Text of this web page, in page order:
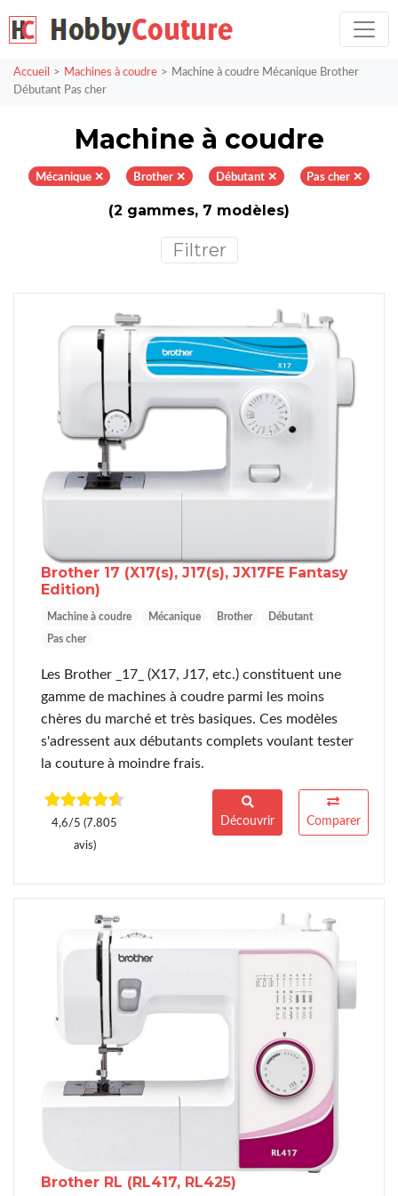
Accueil Machines à coudre
Machine à coudre Mécanique Brother
Débutant Pas cher
Machine à coudre
Mécanique ✕ Brother ✕ Débutant ✕ Pas cher ✕
(2 gammes, 7 modèles)
Filtrer
Brother 17 (X17(s), J17(s), JX17FE Fantasy
Edition)
Machine à coudre Mécanique Brother Débutant
Pas cher
Les Brother _17_ (X17, J17, etc.) constituent une
gamme de machines à coudre parmi les moins
chères du marché et très basiques. Ces modèles
s'adressent aux débutants complets voulant tester
la couture à moindre frais.
4,6/5 (7.805
avis)
Découvrir Comparer
Brother RL (RL417, RL425)